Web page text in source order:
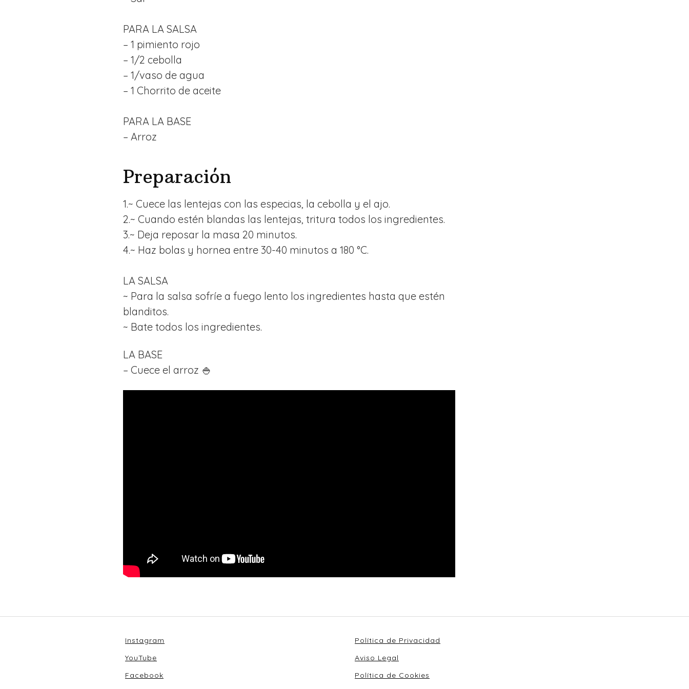
PARA LA SALSA
– 1 pimiento rojo
– 1/2 cebolla
– 1/vaso de agua
– 1 Chorrito de aceite
PARA LA BASE
– Arroz
Preparación
1.~ Cuece las lentejas con las especias, la cebolla y el ajo.
2.~ Cuando estén blandas las lentejas, tritura todos los ingredientes.
3.~ Deja reposar la masa 20 minutos.
4.~ Haz bolas y hornea entre 30-40 minutos a 180 °C.
LA SALSA
~ Para la salsa sofríe a fuego lento los ingredientes hasta que estén
blanditos.
~ Bate todos los ingredientes.
LA BASE
– Cuece el arroz 🍚
Instagram
YouTube
Facebook
Política de Privacidad
Aviso Legal
Política de Cookies